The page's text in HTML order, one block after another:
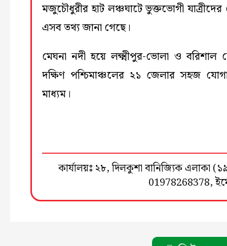
মজুচৌধুরীর হাট লঞ্চঘাটে ভুক্তভোগী
এসব তথ্য জানা গেছে।
মেঘনা নদী হয়ে লক্ষ্মীপুর-ভোলা ও বরিশাল
দক্ষিণ পশ্চিমাঞ্চলের ২১ জেলার সহজ
মাধ্যম।
কার্যালয়ঃ ২৮, দিলকুশা বানিজ্যিক
01978268378,